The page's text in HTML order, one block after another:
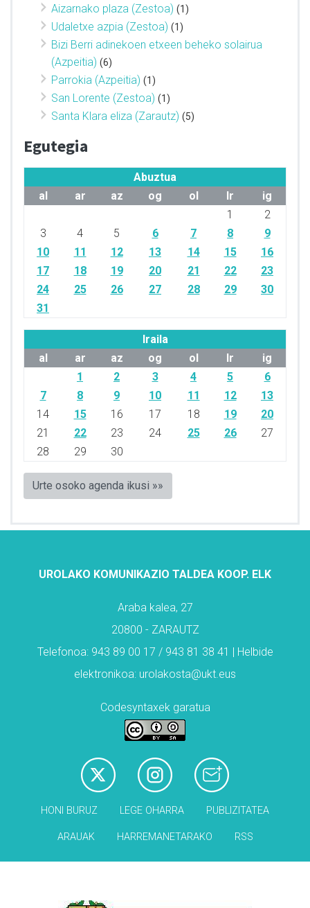
Aizarnako plaza (Zestoa) (1)
Udaletxe azpia (Zestoa) (1)
Bizi Berri adinekoen etxeen beheko solairua
(Azpeitia) (6)
Parrokia (Azpeitia) (1)
San Lorente (Zestoa) (1)
Santa Klara eliza (Zarautz) (5)
Egutegia
Abuztua
al
ar az og ol lr
ig
1
2
3
4 5 6 7 8
9
10
11 12 13 14 15
16
17
18 19 20 21 22
23
24
25 26 27 28 29
30
31
Iraila
al
ar az og ol lr
ig
1
2 3 4 5
6
7
8 9 10 11 12
13
14
15 16 17 18 19
20
21
22 23 24 25 26
27
28
29 30
Urte osoko agenda ikusi »»
UROLAKO KOMUNIKAZIO TALDEA KOOP. ELK
Araba kalea, 27
20800 - ZARAUTZ
Telefonoa: 943 89 00 17 / 943 81 38 41 | Helbide
elektronikoa: urolakosta@ukt.eus
Codesyntaxek garatua
HONI BURUZ LEGE OHARRA PUBLIZITATEA
ARAUAK HARREMANETARAKO RSS